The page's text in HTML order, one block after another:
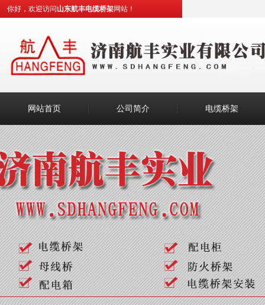
你好，欢迎访问山东航丰电缆桥架网站！
网站首页 公司简介 电缆桥架